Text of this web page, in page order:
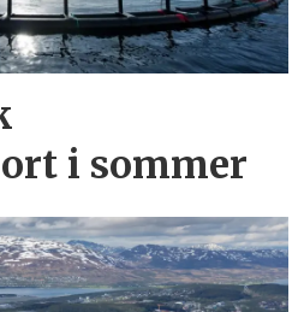
i sommer